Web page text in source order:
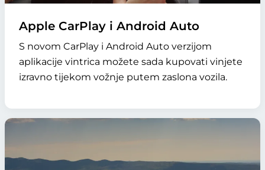
Apple CarPlay i Android Auto
S novom CarPlay i Android Auto verzijom
aplikacije vintrica možete sada kupovati vinjete
izravno tijekom vožnje putem zaslona vozila.